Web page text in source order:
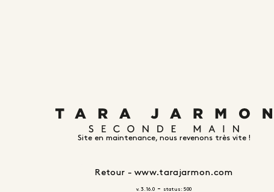
Site en maintenance, nous revenons très vite !
Retour - www.tarajarmon.com
v. 3.16.0 - status: 500